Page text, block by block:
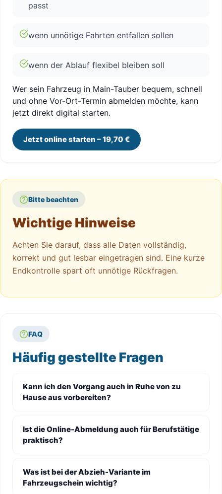
passt
wenn unnötige Fahrten entfallen sollen
wenn der Ablauf flexibel bleiben soll
Wer sein Fahrzeug in Main-Tauber bequem, schnell
und ohne Vor-Ort-Termin abmelden möchte, kann
jetzt direkt digital starten.
Jetzt online starten – 19,70 €
Bitte beachten
Wichtige Hinweise
Achten Sie darauf, dass alle Daten vollständig,
korrekt und gut lesbar eingetragen sind. Eine kurze
Endkontrolle spart oft unnötige Rückfragen.
FAQ
Häufig gestellte Fragen
Kann ich den Vorgang auch in Ruhe von zu
Hause aus vorbereiten?
Ist die Online-Abmeldung auch für Berufstätige
praktisch?
Was ist bei der Abzieh-Variante im
Fahrzeugschein wichtig?